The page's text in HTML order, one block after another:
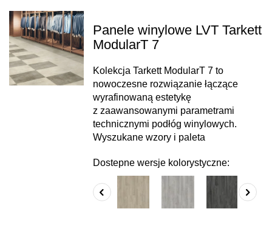
Panele winylowe LVT Tarkett
ModularT 7
Kolekcja Tarkett ModularT 7 to
nowoczesne rozwiązanie łączące
wyrafinowaną estetykę
z zaawansowanymi parametrami
technicznymi podłóg winylowych.
Wyszukane wzory i paleta
Dostepne wersje kolorystyczne: